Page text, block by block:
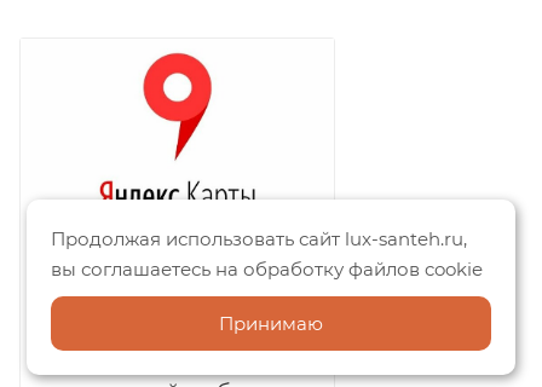
08.01.2024
Люкс-Сантехника на
Яндекс.Картах:
Продолжая использовать сайт lux-santeh.ru,
вы соглашаетесь на обработку файлов cookie
Принимаю